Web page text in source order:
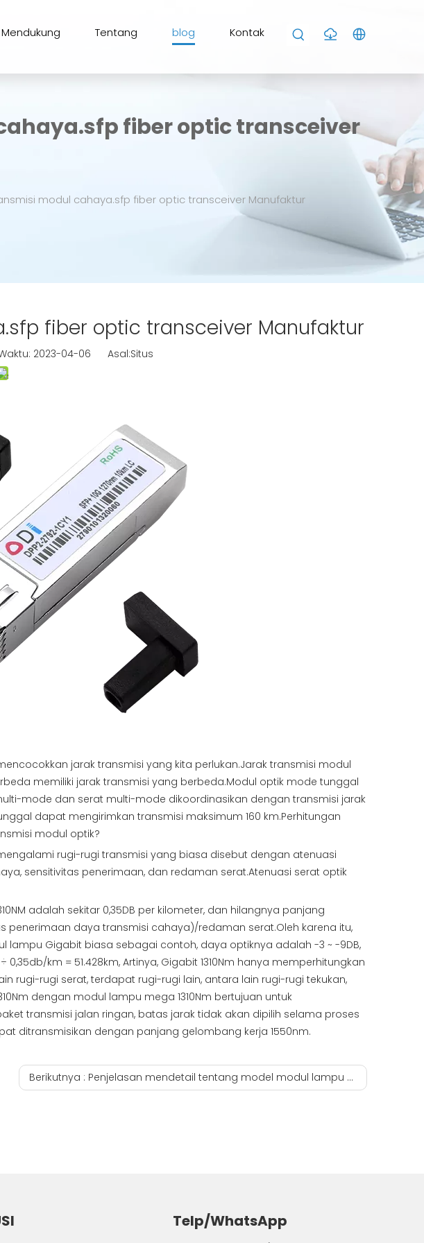
Mendukung Tentang blog Kontak
fiber optic transceiver
modul cahaya.sfp fiber optic transceiver Manufaktur
fiber optic transceiver Manufaktur
2023-04-06 Asal:Situs
jarak transmisi yang kita perlukan.Jarak transmisi modul
memiliki jarak transmisi yang berbeda.Modul optik mode tunggal
mode dan serat multi-mode dikoordinasikan dengan transmisi jarak
dapat mengirimkan transmisi maksimum 160 km.Perhitungan
modul optik?
rugi-rugi transmisi yang biasa disebut dengan atenuasi
sensitivitas penerimaan, dan redaman serat.Atenuasi serat optik
adalah sekitar 0,35DB per kilometer, dan hilangnya panjang
penerimaan daya transmisi cahaya)/redaman serat.Oleh karena itu,
Gigabit biasa sebagai contoh, daya optiknya adalah -3 ~ -9DB,
km = 51.428km, Artinya, Gigabit 1310Nm hanya memperhitungkan
rugi-rugi serat, terdapat rugi-rugi lain, antara lain rugi-rugi tekukan,
dengan modul lampu mega 1310Nm bertujuan untuk
transmisi jalan ringan, batas jarak tidak akan dipilih selama proses
ditransmisikan dengan panjang gelombang kerja 1550nm.
Berikutnya : Penjelasan mendetail tentang model modul lampu SFP-GE-SX-MM850-A/D.sfp Pembuatan modul optik 10g 20km
Telp/WhatsApp